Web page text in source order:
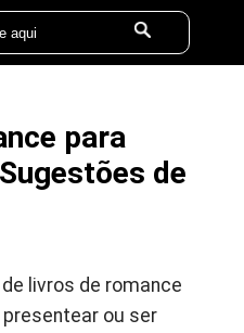
para
de
livros de romance
ou ser